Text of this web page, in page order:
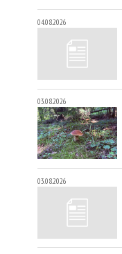
04.08.2026
03.08.2026
03.08.2026